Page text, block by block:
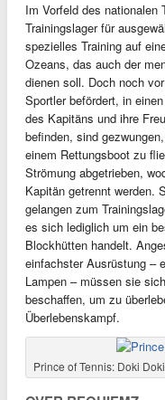
Im Vorfeld des nationalen
Trainingslager für
spezielles Training auf
Ozeans, das auch der
dienen soll. Doch noch
Sportler befördert, in
des Kapitäns und ihre
befinden, sind
einem Rettungsboot zu
Strömung abgetrieben,
Kapitän getrennt werden.
gelangen zum
es sich lediglich um ein
Blockhütten handelt.
einfachster Ausrüstung –
Lampen – müssen sie
beschaffen, um zu
Überlebenskampf.
Prince of Tennis: Doki